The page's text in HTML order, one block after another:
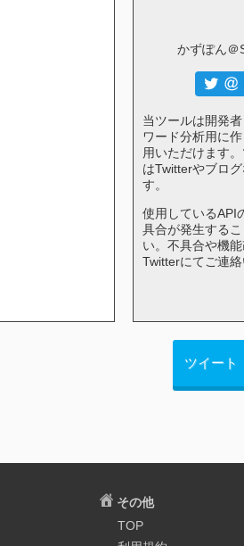
かずぽん＠
当ツールは開発
ワード分析用に
用いただけます
はTwitterやブロ
す。
使用しているAPI
具合が発生する
い。不具合や機
Twitterにてご連絡
ツイート
その他
TOP